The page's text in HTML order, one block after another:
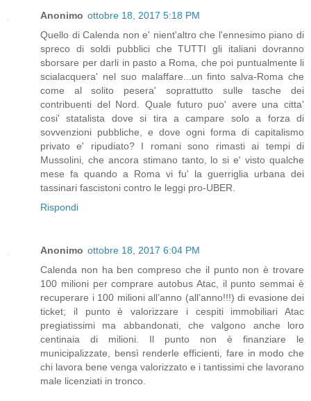
Anonimo ottobre 18, 2017 5:18 PM
Quello di Calenda non e' nient'altro che l'ennesimo piano di
spreco di soldi pubblici che TUTTI gli italiani dovranno
sborsare per darli in pasto a Roma, che poi puntualmente li
scialacquera' nel suo malaffare...un finto salva-Roma che
come al solito pesera' soprattutto sulle tasche dei
contribuenti del Nord. Quale futuro puo' avere una citta'
cosi' statalista dove si tira a campare solo a forza di
sovvenzioni pubbliche, e dove ogni forma di capitalismo
privato e' ripudiato? I romani sono rimasti ai tempi di
Mussolini, che ancora stimano tanto, lo si e' visto qualche
mese fa quando a Roma vi fu' la guerriglia urbana dei
tassinari fascistoni contro le leggi pro-UBER.
Rispondi
Anonimo ottobre 18, 2017 6:04 PM
Calenda non ha ben compreso che il punto non è trovare
100 milioni per comprare autobus Atac, il punto semmai è
recuperare i 100 milioni all’anno (all’anno!!!) di evasione dei
ticket; il punto è valorizzare i cespiti immobiliari Atac
pregiatissimi ma abbandonati, che valgono anche loro
centinaia di milioni. Il punto non è finanziare le
municipalizzate, bensì renderle efficienti, fare in modo che
chi lavora bene venga valorizzato e i tantissimi che lavorano
male licenziati in tronco.